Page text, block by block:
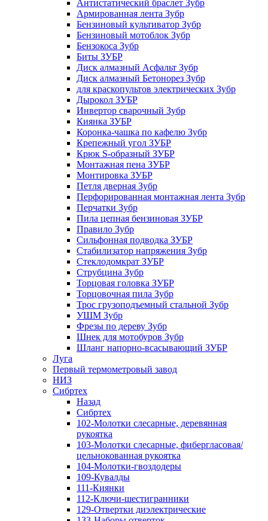
Антистатический браслет Зубр
Армированная лента Зубр
Бензиновый культиватор Зубр
Бензиновый мотоблок Зубр
Бензокоса Зубр
Биты ЗУБР
Диск алмазный Асфальт Зубр
Диск алмазный Бетонорез Зубр
для краскопультов электрических Зубр
Дырокол ЗУБР
Инвертор сварочный Зубр
Киянка ЗУБР
Коронка-чашка по кафелю Зубр
Крепежный угол ЗУБР
Крюк S-образный ЗУБР
Монтажная пена ЗУБР
Монтировка ЗУБР
Петля дверная Зубр
Перфорированная монтажная лента Зубр
Перчатки Зубр
Пила цепная бензиновая ЗУБР
Правило Зубр
Сильфонная подводка ЗУБР
Стабилизатор напряжения Зубр
Стеклодомкрат ЗУБР
Струбцина Зубр
Торцовая головка ЗУБР
Торцовочная пила Зубр
Трос грузоподъемный стальной Зубр
УШМ Зубр
Фрезы по дереву Зубр
Шнек для мотобуров Зубр
Шланг напорно-всасывающий ЗУБР
Луга
Первый термометровый завод
НИЗ
Сибртех
Назад
Сибртех
102-Молотки слесарные, деревянная
рукоятка
103-Молотки слесарные, фибергласовая/
цельнокованная рукоятка
104-Молотки-гвоздодеры
109-Кувалды
111-Киянки
112-Ключи-шестигранники
129-Отвертки диэлектрические